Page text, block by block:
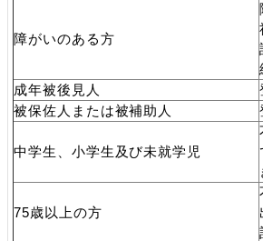
障がいのある方
成年被後見人
被保佐人または被補助人
中学生、小学生及び未就学児
75歳以上の方